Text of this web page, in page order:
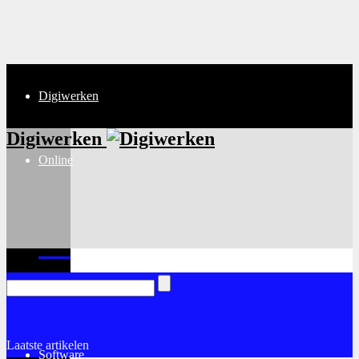
Digiwerken
Online
Software
Digiwerken
Laatste artikelen